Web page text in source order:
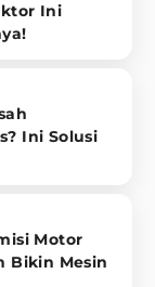
Ini
Ini Solusi
Motor
Bikin Mesin